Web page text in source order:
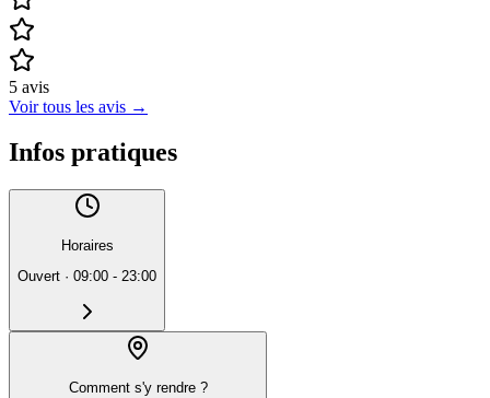
5 avis
Voir tous les avis →
Infos pratiques
Horaires
Ouvert · 09:00 - 23:00
Comment s'y rendre ?